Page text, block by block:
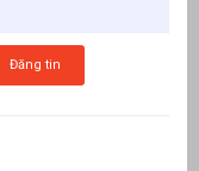
Đăng tin